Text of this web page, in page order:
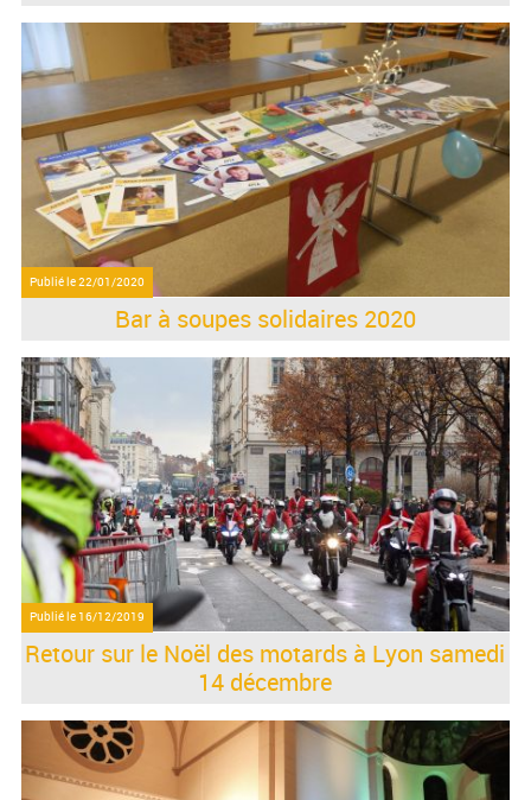
Publié le22/01/2020
Bar à soupes solidaires 2020
Publié le 16/12/2019
Retour sur le Noël des motards à Lyon samedi
14 décembre